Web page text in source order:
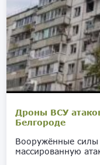
Дроны ВСУ
Белгороде
Вооружённые силы
массированную